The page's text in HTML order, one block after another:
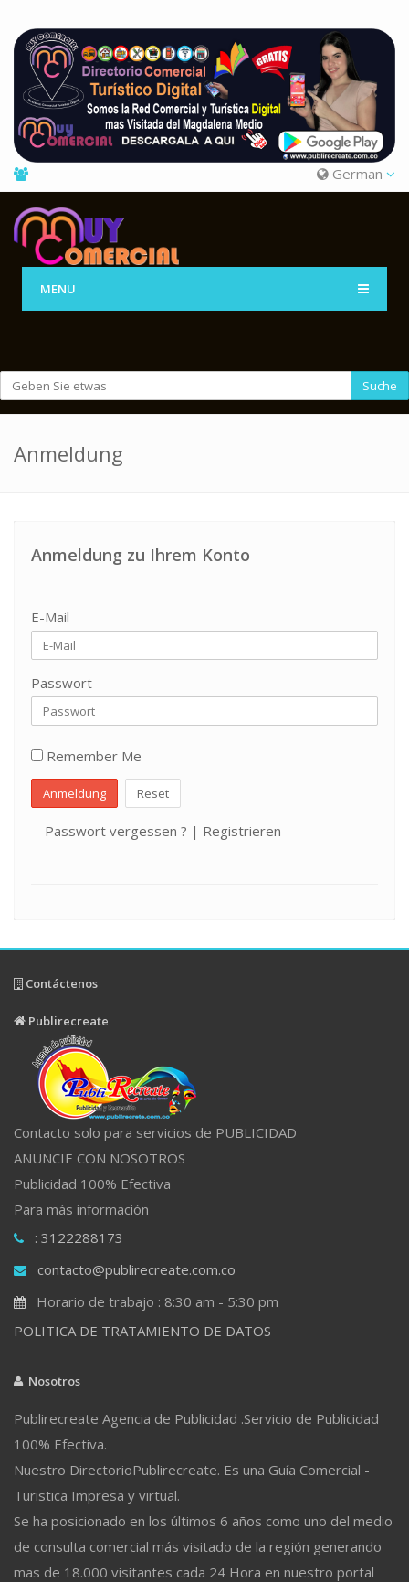
German
MENU
Suche
Anmeldung
Anmeldung zu Ihrem Konto
E-Mail
Passwort
Remember Me
Anmeldung Reset
Passwort vergessen ? | Registrieren
Contáctenos
Publirecreate
Contacto solo para servicios de PUBLICIDAD
ANUNCIE CON NOSOTROS
Publicidad 100% Efectiva
Para más información
: 3122288173
contacto@publirecreate.com.co
Horario de trabajo : 8:30 am - 5:30 pm
POLITICA DE TRATAMIENTO DE DATOS
Nosotros
Publirecreate Agencia de Publicidad .Servicio de Publicidad
100% Efectiva.
Nuestro DirectorioPublirecreate. Es una Guía Comercial -
Turistica Impresa y virtual.
Se ha posicionado en los últimos 6 años como uno del medio
de consulta comercial más visitado de la región generando
mas de 18.000 visitantes cada 24 Hora en nuestro portal